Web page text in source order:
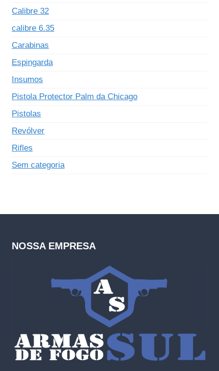
Calibre 32
calibre 6.35
Carabinas
Espingarda
Insumos
Pistola Protector Palm da Chicago
Pistolas
Revólver
Rifles
Sem categoria
NOSSA EMPRESA